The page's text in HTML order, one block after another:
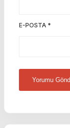
E-POSTA *